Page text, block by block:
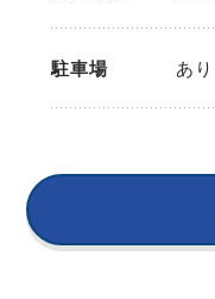
駐車場 あり